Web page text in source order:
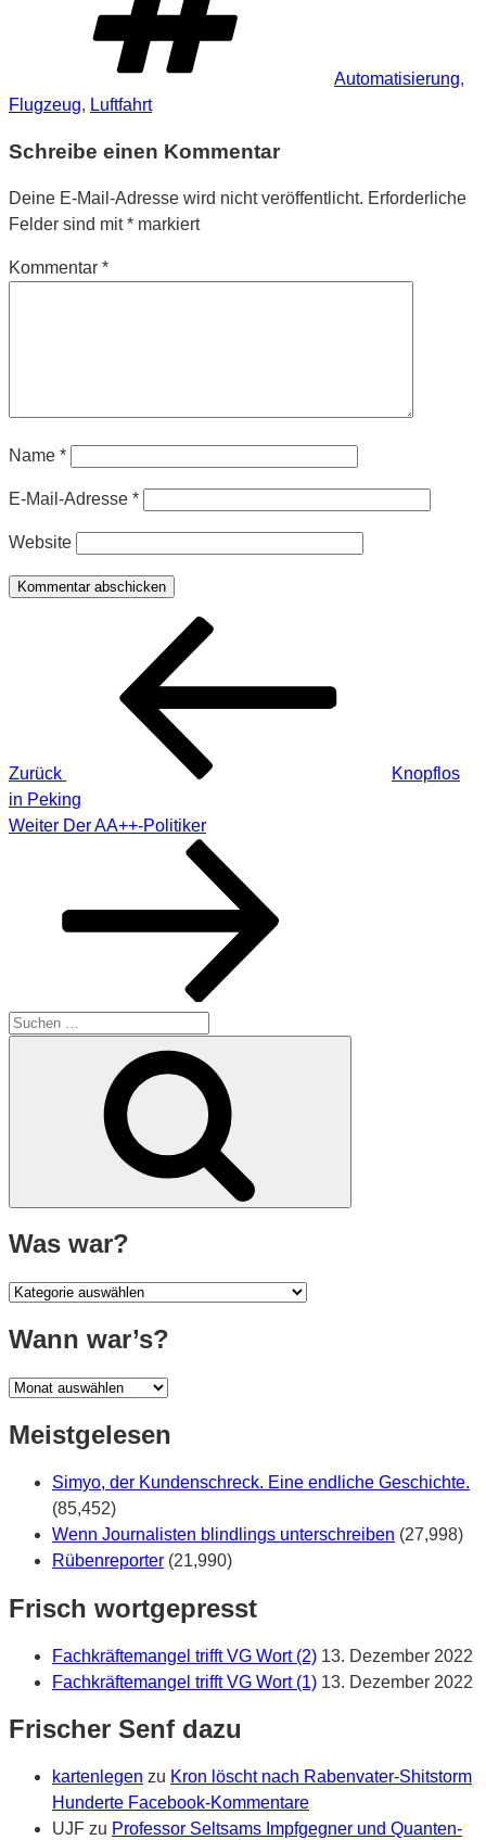
Automatisierung,
Flugzeug, Luftfahrt
Schreibe einen Kommentar
Deine E-Mail-Adresse wird nicht veröffentlicht. Erforderliche
Felder sind mit* markiert
Kommentar *
Name *
E-Mail-Adresse *
Website
Beitragsnavigation
Zurück
Knopflos
in Peking
Nächster
Weiter Der AA++-Politiker
Suche
Was war?
Was
Wann war’s?
Wann
Meistgelesen
Simyo, der Kundenschreck. Eine endliche Geschichte.
(85,452)
Wenn Journalisten blindlings unterschreiben (27,998)
Rübenreporter (21,990)
Frisch wortgepresst
Fachkräftemangel trifft VG Wort (2) 13. Dezember 2022
Fachkräftemangel trifft VG Wort (1) 13. Dezember 2022
Frischer Senf dazu
kartenlegen zu Kron löscht nach Rabenvater-Shitstorm
Hunderte Facebook-Kommentare
UJF zu Professor Seltsams Impfgegner und Quanten-